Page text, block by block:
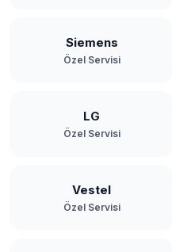
Siemens
Özel Servisi
LG
Özel Servisi
Vestel
Özel Servisi